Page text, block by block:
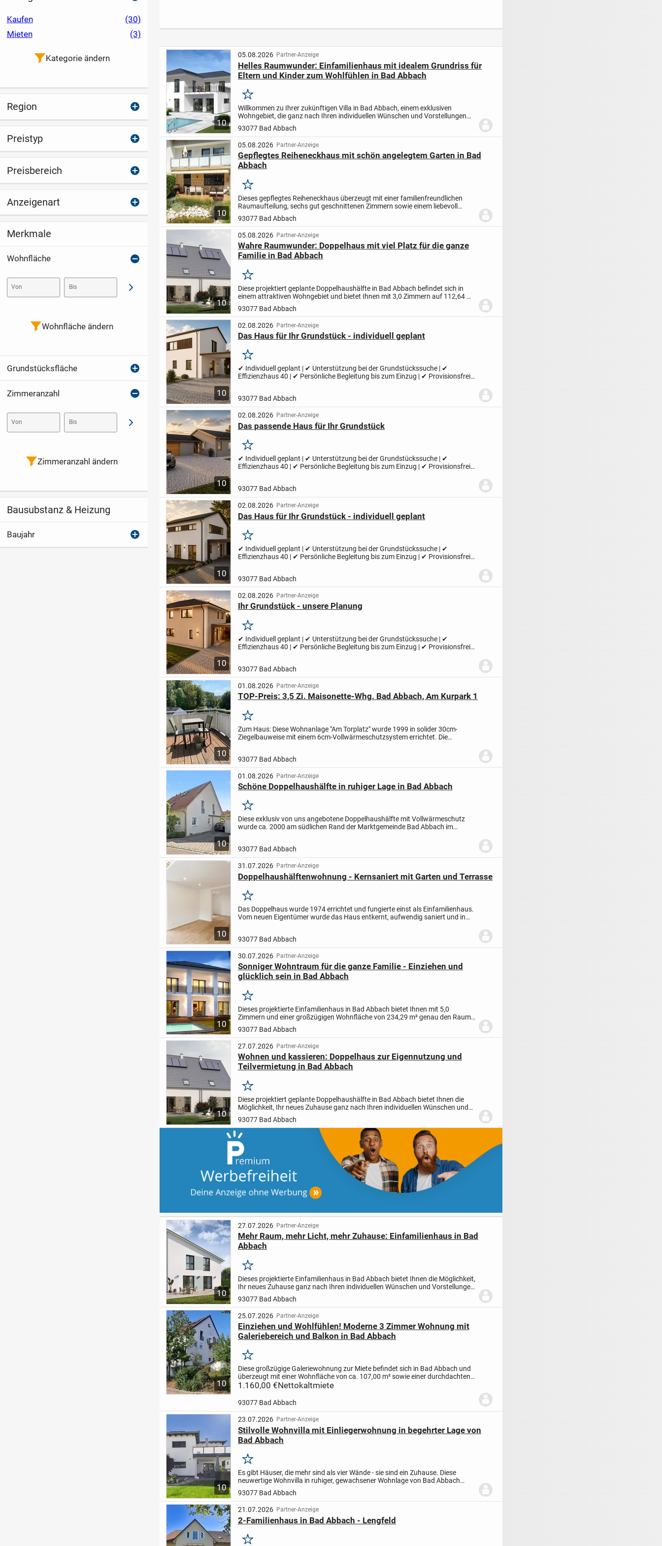
10
05.08.2026 Partner-Anzeige
Helles Raumwunder: Einfamilienhaus mit idealem Grundriss für
Eltern und Kinder zum Wohlfühlen in Bad Abbach
Merken
Willkommen zu Ihrer zukünftigen Villa in Bad Abbach, einem exklusiven
Wohngebiet, die ganz nach Ihren individuellen Wünschen und Vorstellungen
projektiert wird. Mit einer großzügigen Wohnfläche von...
93077 Bad Abbach
10
05.08.2026 Partner-Anzeige
Gepflegtes Reiheneckhaus mit schön angelegtem Garten in Bad
Abbach
Merken
Dieses gepflegtes Reiheneckhaus überzeugt mit einer familienfreundlichen
Raumaufteilung, sechs gut geschnittenen Zimmern sowie einem liebevoll
angelegten Garten. Die ruhige Wohnanlage in Bad Abbach,...
93077 Bad Abbach
10
05.08.2026 Partner-Anzeige
Wahre Raumwunder: Doppelhaus mit viel Platz für die ganze
Familie in Bad Abbach
Merken
Diese projektiert geplante Doppelhaushälfte in Bad Abbach befindet sich in
einem attraktiven Wohngebiet und bietet Ihnen mit 3,0 Zimmern auf 112,64 m²
Wohnfläche ein behagliches Zuhause für Ihre...
93077 Bad Abbach
10
02.08.2026 Partner-Anzeige
Das Haus für Ihr Grundstück - individuell geplant
Merken
✔ Individuell geplant | ✔ Unterstützung bei der Grundstückssuche | ✔
Effizienzhaus 40 | ✔ Persönliche Begleitung bis zum Einzug | ✔ Provisionsfrei |
93077 Bad Abbach
10
02.08.2026 Partner-Anzeige
Das passende Haus für Ihr Grundstück
Merken
✔ Individuell geplant | ✔ Unterstützung bei der Grundstückssuche | ✔
Effizienzhaus 40 | ✔ Persönliche Begleitung bis zum Einzug | ✔ Provisionsfrei |
93077 Bad Abbach
10
02.08.2026 Partner-Anzeige
Das Haus für Ihr Grundstück - individuell geplant
Merken
✔ Individuell geplant | ✔ Unterstützung bei der Grundstückssuche | ✔
Effizienzhaus 40 | ✔ Persönliche Begleitung bis zum Einzug | ✔ Provisionsfrei |
93077 Bad Abbach
10
02.08.2026 Partner-Anzeige
Ihr Grundstück - unsere Planung
Merken
✔ Individuell geplant | ✔ Unterstützung bei der Grundstückssuche | ✔
Effizienzhaus 40 | ✔ Persönliche Begleitung bis zum Einzug | ✔ Provisionsfrei |
93077 Bad Abbach
10
01.08.2026 Partner-Anzeige
TOP-Preis: 3,5 Zi. Maisonette-Whg. Bad Abbach, Am Kurpark 1
Merken
Zum Haus: Diese Wohnanlage "Am Torplatz" wurde 1999 in solider 30cm-
Ziegelbauweise mit einem 6cm-Vollwärmeschutzsystem errichtet. Die
93077 Bad Abbach
10
01.08.2026 Partner-Anzeige
Schöne Doppelhaushälfte in ruhiger Lage in Bad Abbach
Merken
Diese exklusiv von uns angebotene Doppelhaushälfte mit Vollwärmeschutz
wurde ca. 2000 am südlichen Rand der Marktgemeinde Bad Abbach im
93077 Bad Abbach
10
31.07.2026 Partner-Anzeige
Doppelhaushälftenwohnung - Kernsaniert mit Garten und Terrasse
Merken
Das Doppelhaus wurde 1974 errichtet und fungierte einst als Einfamilienhaus.
Vom neuen Eigentümer wurde das Haus entkernt, aufwendig saniert und in
93077 Bad Abbach
10
30.07.2026 Partner-Anzeige
Sonniger Wohntraum für die ganze Familie - Einziehen und
glücklich sein in Bad Abbach
Merken
Dieses projektierte Einfamilienhaus in Bad Abbach bietet Ihnen mit 5,0
Zimmern und einer großzügigen Wohnfläche von 234,29 m² genau den Raum,
den Sie für Ihre Familie und Ihre individuellen Bedürfniss...
93077 Bad Abbach
10
27.07.2026 Partner-Anzeige
Wohnen und kassieren: Doppelhaus zur Eigennutzung und
Teilvermietung in Bad Abbach
Merken
Diese projektiert geplante Doppelhaushälfte in Bad Abbach bietet Ihnen die
Möglichkeit, Ihr neues Zuhause ganz nach Ihren individuellen Wünschen und
Vorstellungen zu gestalten. Mit 3,0 Zimmern auf...
93077 Bad Abbach
10
27.07.2026 Partner-Anzeige
Mehr Raum, mehr Licht, mehr Zuhause: Einfamilienhaus in Bad
Abbach
Merken
Dieses projektierte Einfamilienhaus in Bad Abbach bietet Ihnen die Möglichkeit,
Ihr neues Zuhause ganz nach Ihren individuellen Wünschen und Vorstellungen
zu gestalten. Mit einer großzügigen...
93077 Bad Abbach
10
25.07.2026 Partner-Anzeige
Einziehen und Wohlfühlen! Moderne 3 Zimmer Wohnung mit
Galeriebereich und Balkon in Bad Abbach
Merken
Diese großzügige Galeriewohnung zur Miete befindet sich in Bad Abbach und
überzeugt mit einer Wohnfläche von ca. 107,00 m² sowie einer durchdachten
Raumaufteilung.Die Wohnung befindet sich im 3....
1.160,00 €Nettokaltmiete
93077 Bad Abbach
10
23.07.2026 Partner-Anzeige
Stilvolle Wohnvilla mit Einliegerwohnung in begehrter Lage von
Bad Abbach
Merken
Es gibt Häuser, die mehr sind als vier Wände - sie sind ein Zuhause. Diese
neuwertige Wohnvilla in ruhiger, gewachsener Wohnlage von Bad Abbach
bietet genau das: ein stilvolles Wohnambiente mit viel...
93077 Bad Abbach
21.07.2026 Partner-Anzeige
2-Familienhaus in Bad Abbach - Lengfeld
Merken
Kaufen
(30)
Mieten
(3)
Kategorie ändern
Region
Preistyp
Preisbereich
Anzeigenart
Merkmale
Wohnfläche
Von Bis Abschicken
Wohnfläche ändern
Grundstücksfläche
Zimmeranzahl
Von Bis Abschicken
Zimmeranzahl ändern
Bausubstanz & Heizung
Baujahr